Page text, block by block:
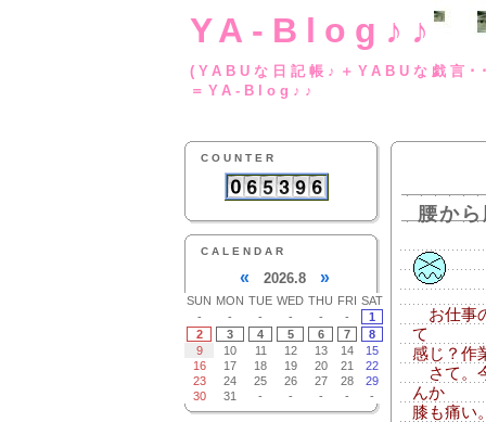
YA-Blog♪♪
(YABUな日記帳♪
＝YA-Blog♪♪
COUNTER
CALENDAR
« 2026.8 »
SUN MON TUE WED THU FRI SAT
-
- - - - -
1
2
3 4 5 6 7
8
9
10 11 12 13 14
15
16
17 18 19 20 21
22
23
24 25 26 27 28
29
30
31 - - - - -
腰か
お仕事
て
感じ？作
さて。
んか
膝も痛い